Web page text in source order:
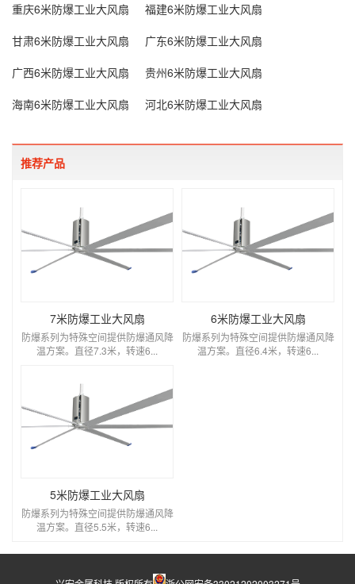
重庆6米防爆工业大风扇
福建6米防爆工业大风扇
甘肃6米防爆工业大风扇
广东6米防爆工业大风扇
广西6米防爆工业大风扇
贵州6米防爆工业大风扇
海南6米防爆工业大风扇
河北6米防爆工业大风扇
推荐产品
7米防爆工业大风扇
防爆系列为特殊空间提供防爆通风降
温方案。直径7.3米，转速6...
6米防爆工业大风扇
防爆系列为特殊空间提供防爆通风降
温方案。直径6.4米，转速6...
5米防爆工业大风扇
防爆系列为特殊空间提供防爆通风降
温方案。直径5.5米，转速6...